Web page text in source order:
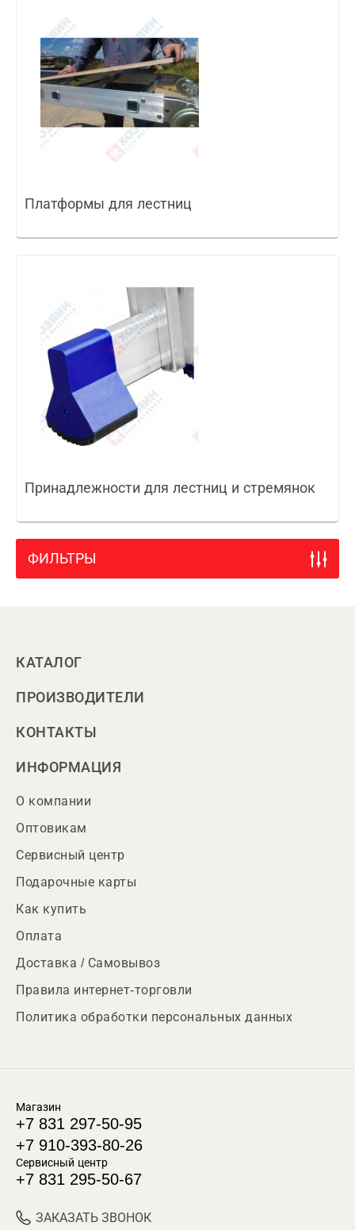
Платформы для лестниц
Принадлежности для лестниц и стремянок
ФИЛЬТРЫ
КАТАЛОГ
ПРОИЗВОДИТЕЛИ
КОНТАКТЫ
ИНФОРМАЦИЯ
О компании
Оптовикам
Сервисный центр
Подарочные карты
Как купить
Оплата
Доставка / Самовывоз
Правила интернет-торговли
Политика обработки персональных данных
Магазин
+7 831 297-50-95
+7 910-393-80-26
Сервисный центр
+7 831 295-50-67
ЗАКАЗАТЬ ЗВОНОК